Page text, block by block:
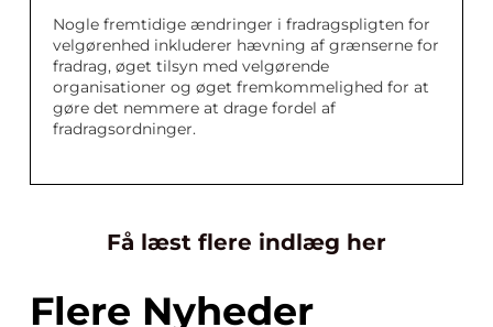
Nogle fremtidige ændringer i fradragspligten for
velgørenhed inkluderer hævning af grænserne for
fradrag, øget tilsyn med velgørende
organisationer og øget fremkommelighed for at
gøre det nemmere at drage fordel af
fradragsordninger.
Få læst flere indlæg her
Flere Nyheder